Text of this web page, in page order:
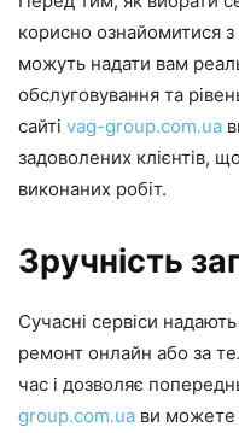
корисно ознайомитися з
можуть надати вам
обслуговування та
сайті vag-group.com.ua
задоволених клієнтів,
виконаних робіт.
Зручність
Сучасні сервіси
ремонт онлайн або за
час і дозволяє
group.com.ua ви можете